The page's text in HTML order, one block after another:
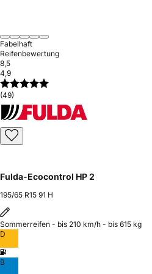
Fabelhaft
Reifenbewertung
8,5
4,9
(49)
Fulda-Ecocontrol HP 2
195/65 R15 91 H
Sommerreifen - bis 210 km/h - bis 615 kg
D
B